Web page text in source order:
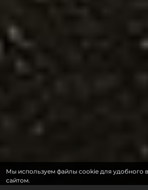
Мы используем файлы cookie для удобного
сайтом.